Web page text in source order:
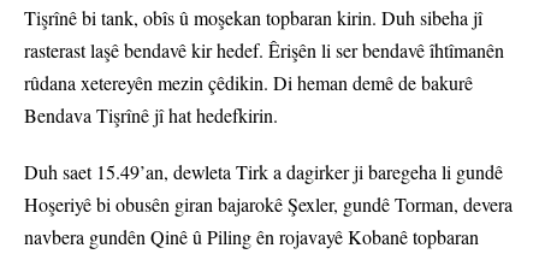
Tişrînê bi tank, obîs û moşekan topbaran kirin. Duh sibeha jî
rasterast laşê bendavê kir hedef. Êrişên li ser bendavê îhtîmanên
rûdana xetereyên mezin çêdikin. Di heman demê de bakurê
Bendava Tişrînê jî hat hedefkirin.
Duh saet 15.49’an, dewleta Tirk a dagirker ji baregeha li gundê
Hoşeriyê bi obusên giran bajarokê Şexler, gundê Torman, devera
navbera gundên Qinê û Piling ên rojavayê Kobanê topbaran